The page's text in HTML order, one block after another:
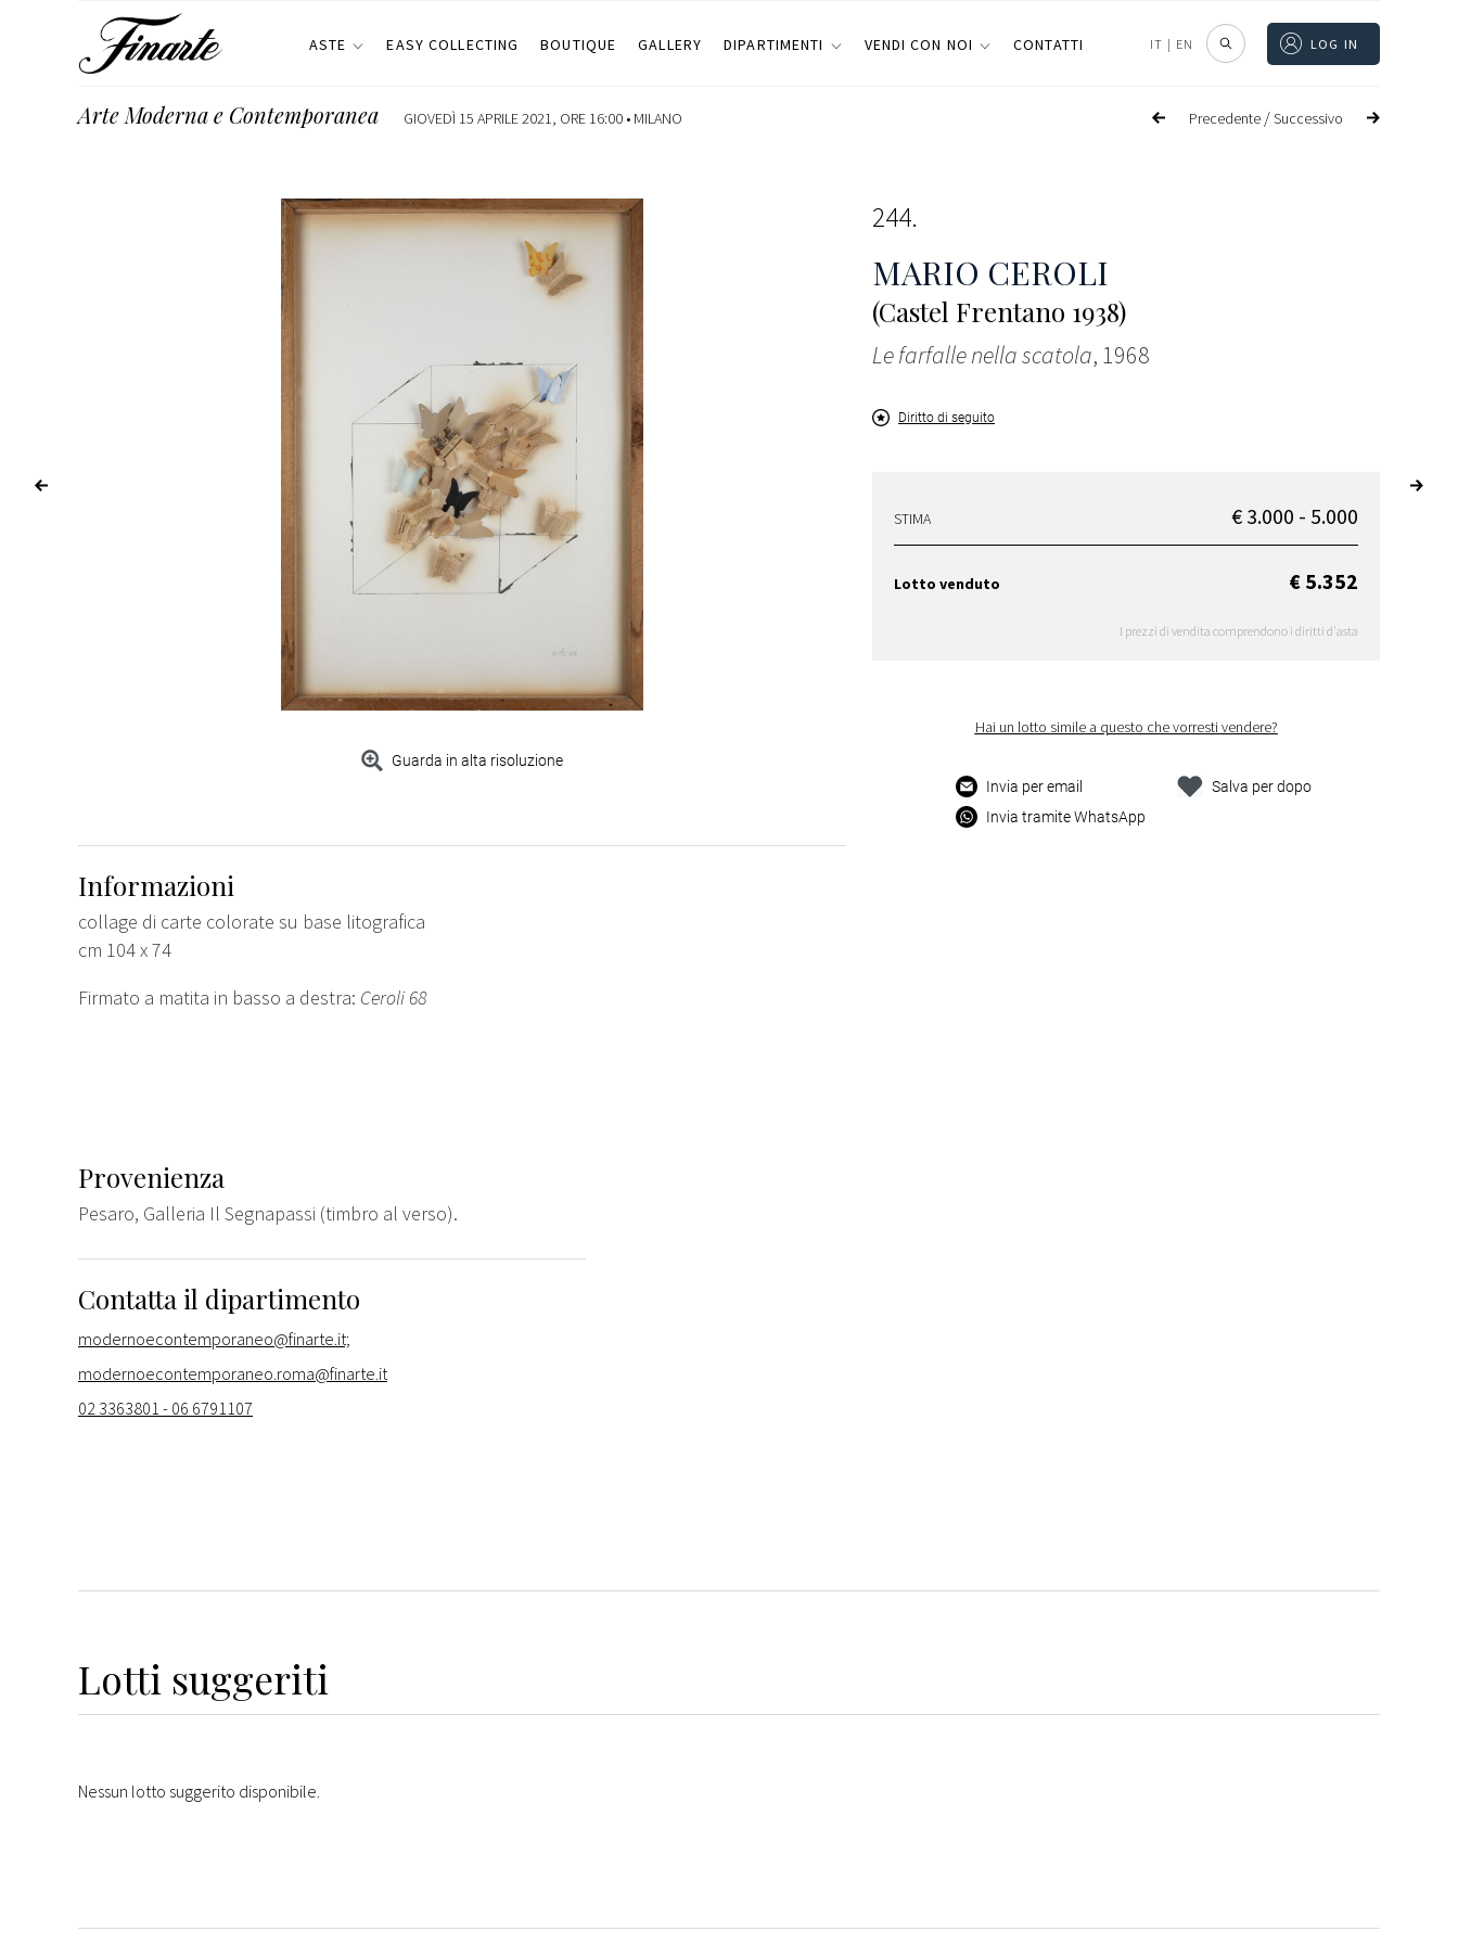
ASTE EASY COLLECTING BOUTIQUE GALLERY DIPARTIMENTI VENDI CON NOI CONTATTI IT | EN LOG IN
Precedente /Successivo
Arte Moderna e Contemporanea GIOVEDÌ 15 APRILE 2021, ORE 16:00 • MILANO
Guarda in alta risoluzione
244
MARIO CEROLI
(Castel Frentano 1938)
Le farfalle nella scatola, 1968
Diritto di seguito
STIMA € 3.000 - 5.000
Lotto venduto € 5.352
I prezzi di vendita comprendono i diritti d'asta
Hai un lotto simile a questo che vorresti vendere?
Invia per email
Invia tramite WhatsApp
Salva per dopo
Informazioni
collage di carte colorate su base litografica
cm 104 x 74
Firmato a matita in basso a destra: Ceroli 68
Provenienza
Pesaro, Galleria Il Segnapassi (timbro al verso).
Contatta il dipartimento
modernoecontemporaneo@finarte.it;
modernoecontemporaneo.roma@finarte.it
02 3363801 - 06 6791107
Lotti suggeriti
Nessun lotto suggerito disponibile.